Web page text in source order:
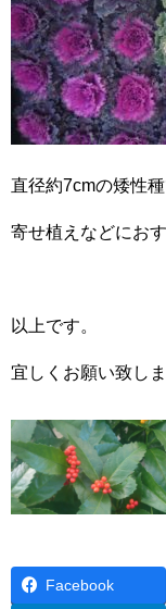
直径約7cmの矮性種
寄せ植えなどにおす
以上です。
宜しくお願い致しま
Facebook